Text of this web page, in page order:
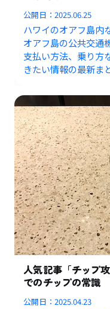
公開日：2025.06.25
ハワイのオアフ島内
オアフ島の公共交通
支払い方法、乗り方
きたい情報の最新ま
人気記事「チップ
でのチップの常識
公開日：2025.04.23